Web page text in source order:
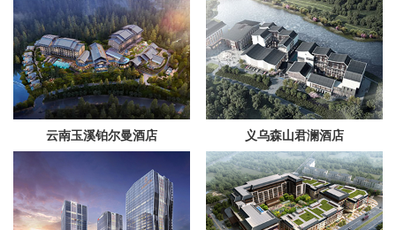
云南玉溪铂尔曼酒店 义乌森山君澜酒店